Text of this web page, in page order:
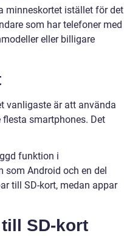
minneskortet istället för det
som har telefoner med
eller billigare
vanligaste är att använda
smartphones. Det
funktion i
som Android och en del
till SD-kort, medan appar
SD-kort